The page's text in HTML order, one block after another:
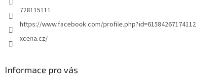
728115111
https://www.facebook.com/profile.php?id=61584267174112
xcena.cz/
Informace pro vás